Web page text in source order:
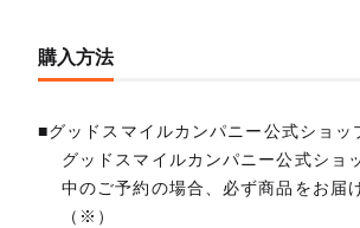
購入方法
■グッドスマイルカンパニー公式ショッ
グッドスマイルカンパニー公式ショ
中のご予約の場合、必ず商品をお届
（※）